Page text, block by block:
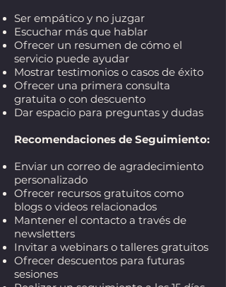
Ser empático y no juzgar
Escuchar más que hablar
Ofrecer un resumen de cómo el
servicio puede ayudar
Mostrar testimonios o casos de éxito
Ofrecer una primera consulta
gratuita o con descuento
Dar espacio para preguntas y dudas
Recomendaciones de Seguimiento:
Enviar un correo de agradecimiento
personalizado
Ofrecer recursos gratuitos como
blogs o videos relacionados
Mantener el contacto a través de
newsletters
Invitar a webinars o talleres gratuitos
Ofrecer descuentos para futuras
sesiones